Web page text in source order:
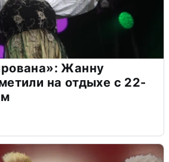
Жанну
на отдыхе с 22-